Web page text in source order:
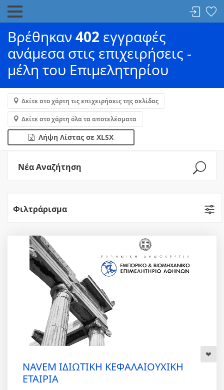
Βρέθηκαν402 εγγραφές
ανάμεσα στις επιχειρήσεις -
μέλη του Επιμελητηρίου
Δείτε στο χάρτη τις επιχειρήσεις της σελίδας
Δείτε στο χάρτη όλα τα αποτελέσματα
Λήψη Λίστας σε XLSX
Νέα Αναζήτηση
Φιλτράρισμα
NAVEM ΙΔΙΩΤΙΚΗ ΚΕΦΑΛΑΙΟΥΧΙΚΗ
ΕΤΑΙΡΙΑ